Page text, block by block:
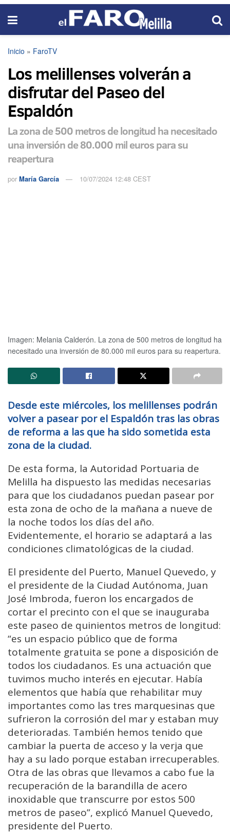
Inicio » FaroTV
Los melillenses volverán a
disfrutar del Paseo del
Espaldón
La zona de 500 metros de longitud ha necesitado
una inversión de 80.000 mil euros para su
reapertura
por María García 10/07/2024 12:48 CEST
Imagen: Melania Calderón. La zona de 500 metros de longitud ha
necesitado una inversión de 80.000 mil euros para su reapertura.
Desde este miércoles, los melillenses podrán
volver a pasear por el Espaldón tras las obras
de reforma a las que ha sido sometida esta
zona de la ciudad.
De esta forma, la Autoridad Portuaria de
Melilla ha dispuesto las medidas necesarias
para que los ciudadanos puedan pasear por
esta zona de ocho de la mañana a nueve de
la noche todos los días del año.
Evidentemente, el horario se adaptará a las
condiciones climatológicas de la ciudad.
El presidente del Puerto, Manuel Quevedo, y
el presidente de la Ciudad Autónoma, Juan
José Imbroda, fueron los encargados de
cortar el precinto con el que se inauguraba
este paseo de quinientos metros de longitud:
“es un espacio público que de forma
totalmente gratuita se pone a disposición de
todos los ciudadanos. Es una actuación que
tuvimos mucho interés en ejecutar. Había
elementos que había que rehabilitar muy
importantes como las tres marquesinas que
sufrieron la corrosión del mar y estaban muy
deterioradas. También hemos tenido que
cambiar la puerta de acceso y la verja que
hay a su lado porque estaban irrecuperables.
Otra de las obras que llevamos a cabo fue la
recuperación de la barandilla de acero
inoxidable que transcurre por estos 500
metros de paseo”, explicó Manuel Quevedo,
presidente del Puerto.